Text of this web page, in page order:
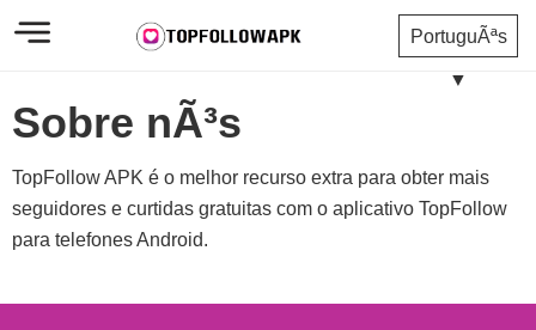
PortuguÃªs
▼
Sobre nÃ³s
TopFollow APK é o melhor recurso extra para obter mais
seguidores e curtidas gratuitas com o aplicativo TopFollow
para telefones Android.